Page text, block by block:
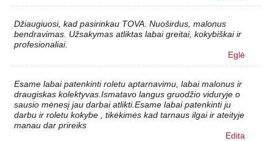
Džiaugiuosi, kad pasirinkau TOVA. Nuoširdus, malonus
bendravimas. Užsakymas atliktas labai greitai, kokybiškai ir
profesionaliai.
Eglė
Esame labai patenkinti roletu aptarnavimu, labai malonus ir
draugiskas kolektyvas.Ismatavo langus gruodžio viduryje o
sausio mėnesį jau darbai atlikti.Esame labai patenkinti ju
darbu ir roletu kokybe , tikėkimės kad tarnaus ilgai ir ateityje
manau dar prireiks
Edita